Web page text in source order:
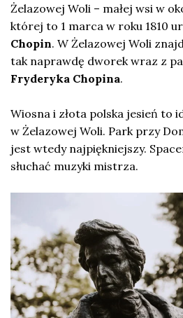
Żelazowej Woli – małej wsi w
której to 1 marca w roku 1810
Chopin. W Żelazowej Woli
tak naprawdę dworek wraz z
Fryderyka Chopina.
Wiosna i złota polska jesień to
w Żelazowej Woli. Park przy
jest wtedy najpiękniejszy.
słuchać muzyki mistrza.